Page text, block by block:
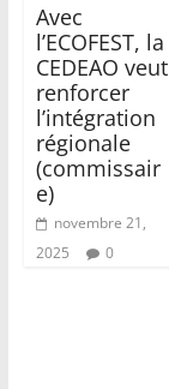
Avec
l’ECOFEST, la
CEDEAO veut
renforcer
l’intégration
régionale
(commissair
e)
novembre 21,
2025
0